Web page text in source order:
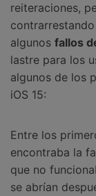
reiteraciones,
algunos fallos
lastre para los
algunos de los
iOS 15:
Entre los
encontraba la
que no
se abrían